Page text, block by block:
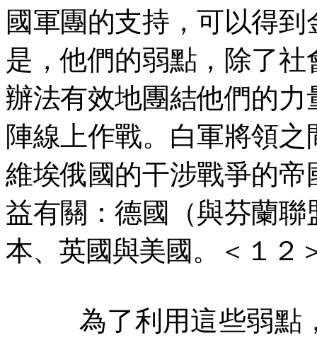
國軍團的支持，可以得
是，他們的弱點，除了
辦法有效地團結他們的
陣線上作戰。白軍將領
維埃俄國的干涉戰爭的
益有關：德國（與芬蘭
本、英國與美國。＜１２
為了利用這些弱點